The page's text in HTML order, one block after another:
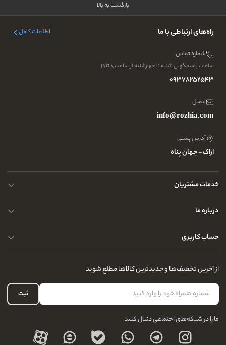
بازگشت به بالا
راه‌های ارتباطی با ما اطلاعات کامل
شماره تماس
ساعات پاسخگویی شنبه تا چهارشنبه از ساعت ۸ تا ۱۹
09378252543
ایمیل
info@rozhia.com
آدرس پستی
اراک - جهان پناه
خدمات مشتریان
حریم خصوصی کاربران
تماس با ما
درباره ما
سوالات متداول
آدرس فروشگاه
نحوه ارسال کالا
نحوه بازگشت کالا
درباره ما
حساب کاربری
لیست علاقه‌مندی
حساب کاربری
از آخرین تخفیف‌ها و جدیدترین کالاها مطلع شوید
ثبت
ما را در شبکه‌های اجتماعی دنبال کنید